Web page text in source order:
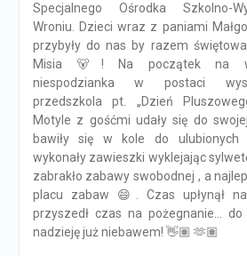
Specjalnego Ośrodka Szkolno-
Wroniu. Dzieci wraz z paniami
przybyły do nas by razem
Misia 🐻! Na początek na
niespodzianka w postaci
przedszkola pt. „Dzień
Motyle z gośćmi udały się do
bawiły się w kole do ulubionych
wykonały zawieszki wyklejając
zabrakło zabawy swobodnej , a
placu zabaw 😄. Czas upłynął
przyszedł czas na pożegnanie…
nadzieję już niebawem! 👋🏽 🫶🏽